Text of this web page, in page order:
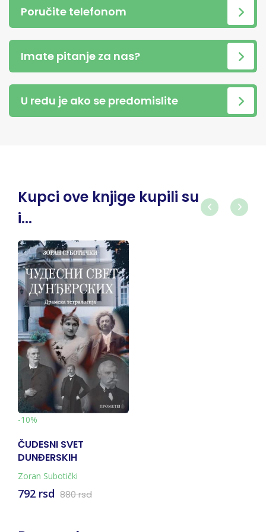
Poručite telefonom
Imate pitanje za nas?
U redu je ako se predomislite
Kupci ove knjige kupili su
i...
-10%
ČUDESNI SVET
DUNĐERSKIH
Zoran Subotički
792 rsd 880 rsd